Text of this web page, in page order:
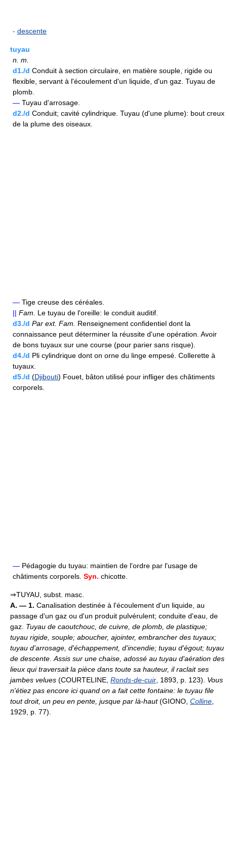
- descente
tuyau
n. m.
d1./d Conduit à section circulaire, en matière souple, rigide ou
flexible, servant à l'écoulement d'un liquide, d'un gaz. Tuyau de
plomb.
— Tuyau d'arrosage.
d2./d Conduit; cavité cylindrique. Tuyau (d'une plume): bout creux
de la plume des oiseaux.
— Tige creuse des céréales.
|| Fam.
Le tuyau de l'oreille: le conduit auditif.
d3./d Par ext. Fam.
Renseignement confidentiel dont la
connaissance peut déterminer la réussite d'une opération. Avoir
de bons tuyaux sur une course (pour parier sans risque).
d4./d Pli cylindrique dont on orne du linge empesé. Collerette à
tuyaux.
d5./d (Djibouti) Fouet, bâton utilisé pour infliger des châtiments
corporels.
— Pédagogie du tuyau: maintien de l'ordre par l'usage de
châtiments corporels. Syn. chicotte.
⇒TUYAU, subst. masc.
A. — 1. Canalisation destinée à l'écoulement d'un liquide, au
passage d'un gaz ou d'un produit pulvérulent; conduite d'eau, de
gaz. Tuyau de caoutchouc, de cuivre, de plomb, de plastique;
tuyau rigide, souple; aboucher, ajointer, embrancher des tuyaux;
tuyau d'arrosage, d'échappement, d'incendie; tuyau d'égout; tuyau
de descente Assis sur une chaise, adossé au tuyau d'aération des
lieux qui traversait la pièce dans toute sa hauteur, il raclait ses
jambes velues (COURTELINE, Ronds-de-cuir , 1893, p. 123). Vous
n'étiez pas encore ici quand on a fait cette fontaine: le tuyau file
tout droit, un peu en pente, jusque par là-haut(GIONO, Colline
1929, p. 77).